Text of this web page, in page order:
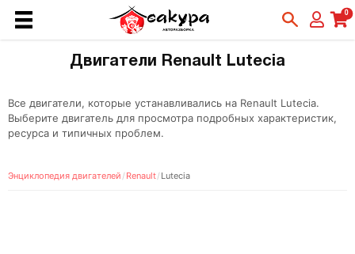
0
Двигатели Renault Lutecia
Все двигатели, которые устанавливались на Renault Lutecia.
Выберите двигатель для просмотра подробных характеристик,
ресурса и типичных проблем.
Энциклопедия двигателей / Renault/ Lutecia